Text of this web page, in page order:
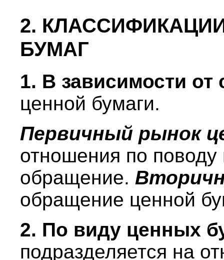
2.
БУМАГ
1. В зависимости от
ценной бумаги.
Первичный рынок
отношения по
обращение.
обращение ценной
2. По виду ценных
подразделяется на